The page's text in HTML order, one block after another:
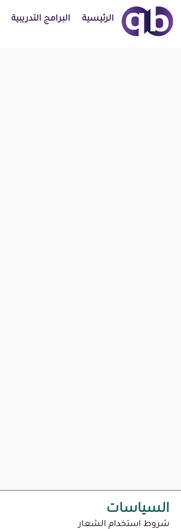
الرئيسية البرامج التدريبية
السياسات
شروط استخدام الشعار